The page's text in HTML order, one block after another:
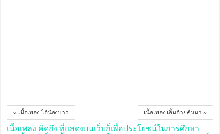
เนื้อเพลง เอิ้นอ้ายคืนนา »
« เนื้อเพลง ไอ้น้องบ่าว
เนื้อเพลง คิดถึง ที่แสดงบนเว็บก็เพื่อประโยชน์ในการศึกษา